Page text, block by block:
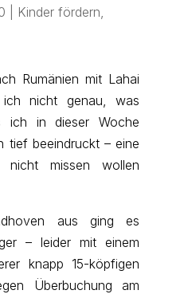
Kinder fördern,
Rumänien mit Lahai
nicht genau, was
ich in dieser Woche
tief beeindruckt – eine
missen wollen
aus ging es
– leider mit einem
knapp 15-köpfigen
Überbuchung am